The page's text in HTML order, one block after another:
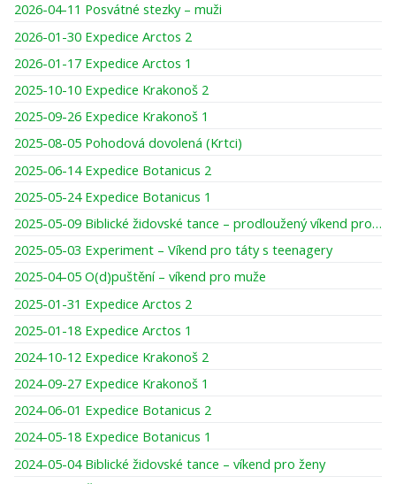
2026-04-11 Posvátné stezky – muži
2026-01-30 Expedice Arctos 2
2026-01-17 Expedice Arctos 1
2025-10-10 Expedice Krakonoš 2
2025-09-26 Expedice Krakonoš 1
2025-08-05 Pohodová dovolená (Krtci)
2025-06-14 Expedice Botanicus 2
2025-05-24 Expedice Botanicus 1
2025-05-09 Biblické židovské tance – prodloužený víkend pro ženy
2025-05-03 Experiment – Víkend pro táty s teenagery
2025-04-05 O(d)puštění – víkend pro muže
2025-01-31 Expedice Arctos 2
2025-01-18 Expedice Arctos 1
2024-10-12 Expedice Krakonoš 2
2024-09-27 Expedice Krakonoš 1
2024-06-01 Expedice Botanicus 2
2024-05-18 Expedice Botanicus 1
2024-05-04 Biblické židovské tance – víkend pro ženy